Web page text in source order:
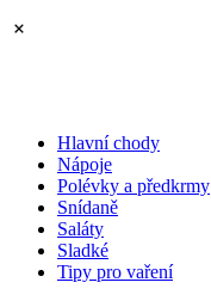
Hlavní chody
Nápoje
Polévky a předkrmy
Snídaně
Saláty
Sladké
Tipy pro vaření